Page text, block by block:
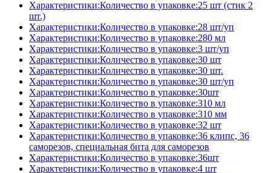
Характеристики:Количество в упаковке:25 шт (стик 2
шт.)
Характеристики:Количество в упаковке:28 шт/уп
Характеристики:Количество в упаковке:280 мл
Характеристики:Количество в упаковке:3 шт/уп
Характеристики:Количество в упаковке:30 шт
Характеристики:Количество в упаковке:30 шт.
Характеристики:Количество в упаковке:30 шт/уп
Характеристики:Количество в упаковке:30шт
Характеристики:Количество в упаковке:310 мл
Характеристики:Количество в упаковке:310 мм
Характеристики:Количество в упаковке:32 шт
Характеристики:Количество в упаковке:36 клипс, 36
саморезов, специальная бита для саморезов
Характеристики:Количество в упаковке:36шт
Характеристики:Количество в упаковке:4 шт